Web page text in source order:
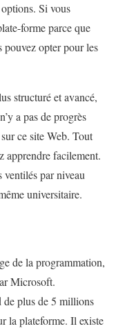
Si vous
forme parce que
pouvez opter pour les
structuré et avancé,
a pas de progrès
ce site Web. Tout
apprendre facilement.
ventilés par niveau
universitaire.
de la programmation,
Microsoft.
plus de 5 millions
la plateforme. Il existe